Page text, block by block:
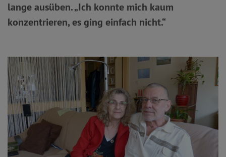
lange ausüben. „Ich konnte mich kaum
konzentrieren, es ging einfach nicht.“